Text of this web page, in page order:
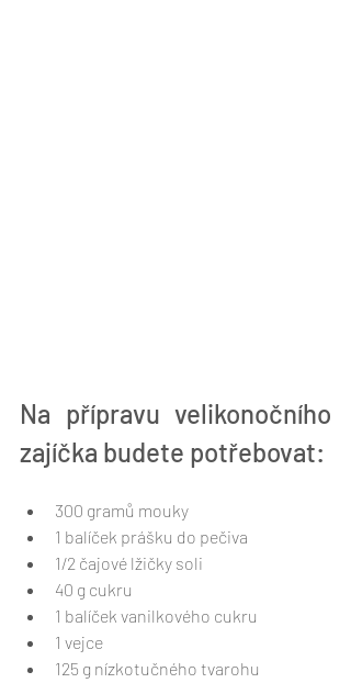
Na přípravu velikonočního
zajíčka budete potřebovat:
300 gramů mouky
1 balíček prášku do pečiva
1/2 čajové lžičky soli
40 g cukru
1 balíček vanilkového cukru
1 vejce
125 g nízkotučného tvarohu